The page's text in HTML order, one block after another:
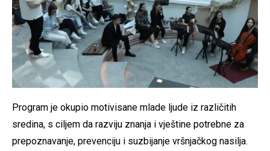
Program je okupio motivisane mlade ljude iz različitih
sredina, s ciljem da razviju znanja i vještine potrebne za
prepoznavanje, prevenciju i suzbijanje vršnjačkog nasilja.